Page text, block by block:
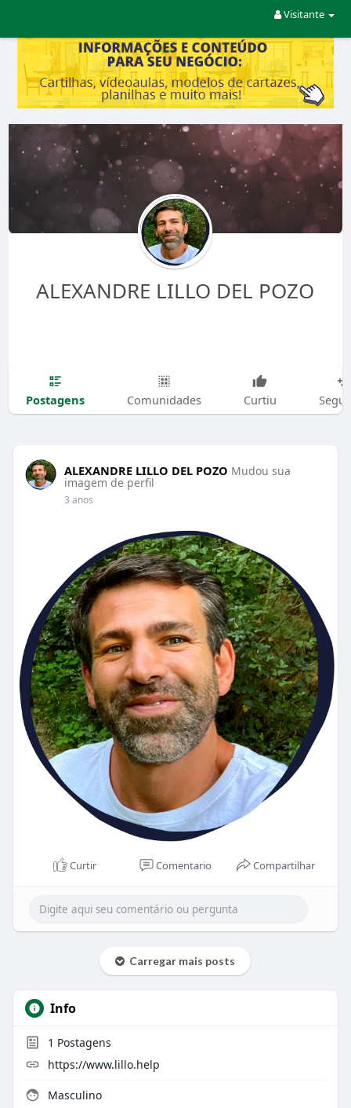
Visitante
ALEXANDRE LILLO DEL POZO
Postagens Comunidades Curtiu
ALEXANDRE LILLO DEL POZO Mudou sua
imagem de perfil
3 anos
Curtir Comentario Compartilhar
Carregar mais posts
Info
1 Postagens
https://www.lillo.help
Masculino